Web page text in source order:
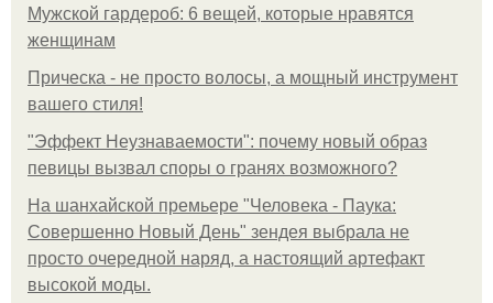
Мужской гардероб: 6 вещей, которые нравятся
женщинам
Прическа - не просто волосы, а мощный инструмент
вашего стиля!
"Эффект Неузнаваемости": почему новый образ
певицы вызвал споры о гранях возможного?
На шанхайской премьере "Человека - Паука:
Совершенно Новый День" зендея выбрала не
просто очередной наряд, а настоящий артефакт
высокой моды.